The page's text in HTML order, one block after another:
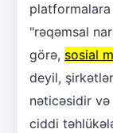
"rəqəmsal
görə, sosial
deyil,
nəticəsidir
ciddi